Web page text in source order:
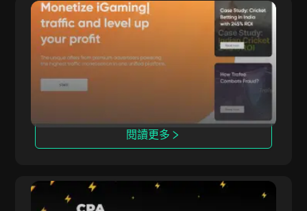
Trafee
Trafee 提供 CPC、CPS、CPL 和 Revshare 模
式的收益方案，並配備 Smartlink 選項。
閱讀更多
Datify.Link